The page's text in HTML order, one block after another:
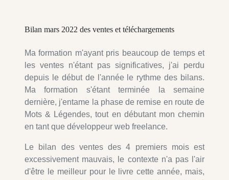
Bilan mars 2022 des ventes et téléchargements
Ma formation m'ayant pris beaucoup de temps et
les ventes n'étant pas significatives, j'ai perdu
depuis le début de l'année le rythme des bilans.
Ma formation s'étant terminée la semaine
dernière, j'entame la phase de remise en route de
Mots & Légendes, tout en débutant mon chemin
en tant que développeur web freelance.
Le bilan des ventes des 4 premiers mois est
excessivement mauvais, le contexte n'a pas l'air
d'être le meilleur pour le livre cette année, mais,